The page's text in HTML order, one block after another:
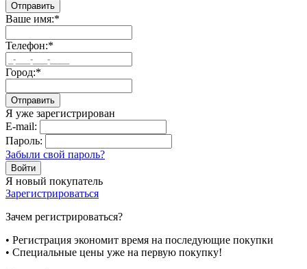
Ваше имя:*
Телефон:*
Город:*
Отправить
Я уже зарегистрирован
E-mail:
Пароль:
Забыли свой пароль?
Я новый покупатель
Зарегистрироваться
Зачем регистрироваться?
• Регистрация экономит время на последующие покупки
• Специальные цены уже на первую покупку!